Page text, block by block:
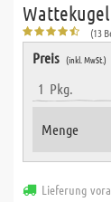
Wattekugel
(13
Preis (inkl. MwSt.)
1 Pkg.
Menge
Lieferung